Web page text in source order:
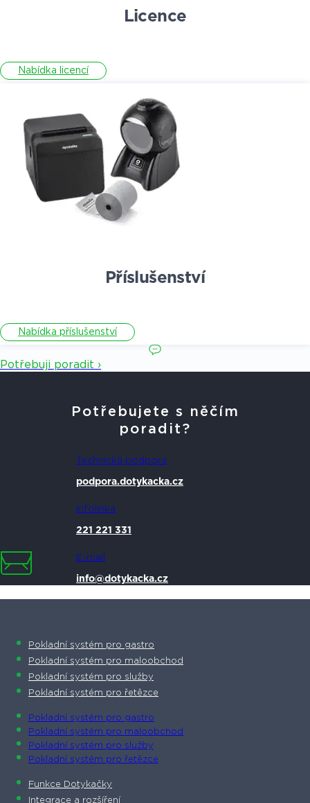
Licence
Nabídka licencí
Příslušenství
Nabídka příslušenství
Potřebuji poradit ›
Potřebujete s něčím
poradit?
Technická podpora
podpora.dotykacka.cz
Infolinka
221 221 331
E-mail
info@dotykacka.cz
Pokladní systém pro gastro
Pokladní systém pro maloobchod
Pokladní systém pro služby
Pokladní systém pro řetězce
Pokladní systém pro gastro
Pokladní systém pro maloobchod
Pokladní systém pro služby
Pokladní systém pro řetězce
Funkce Dotykačky
Integrace a rozšíření